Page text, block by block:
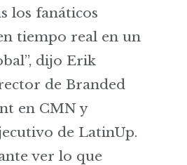
los fanáticos
tiempo real en un
dijo Erik
de Branded
en CMN y
de LatinUp.
ver lo que